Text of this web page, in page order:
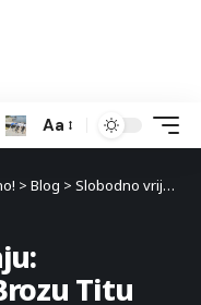
Aa
> Blog > Slobodno vrijeme
Titu